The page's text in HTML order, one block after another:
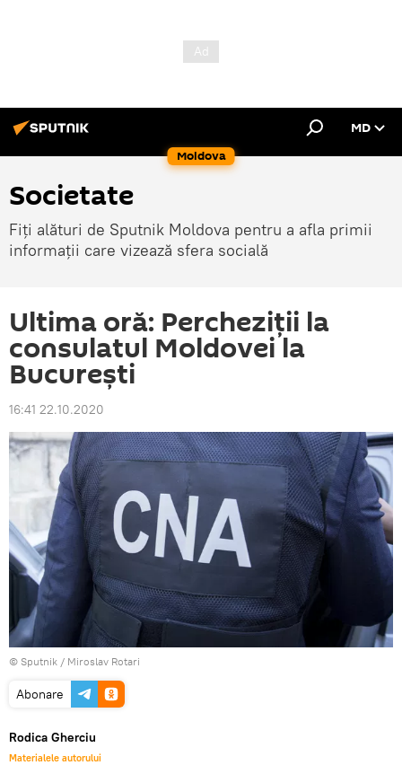
Moldova
MD
Societate
Fiți alături de Sputnik Moldova pentru a afla primii
informații care vizează sfera socială
Ultima oră: Percheziții la
consulatul Moldovei la
București
16:41 22.10.2020
© Sputnik / Miroslav Rotari
Abonare
Rodica Gherciu
Materialele autorului